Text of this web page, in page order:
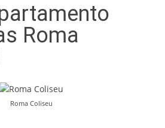
Roma
Roma Coliseu